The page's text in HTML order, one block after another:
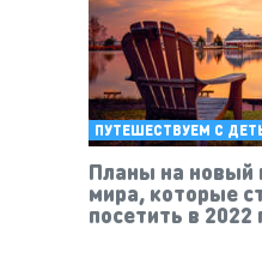
ПУТЕШЕСТВУЕМ С
Планы на новый
мира, которые
посетить в 2022